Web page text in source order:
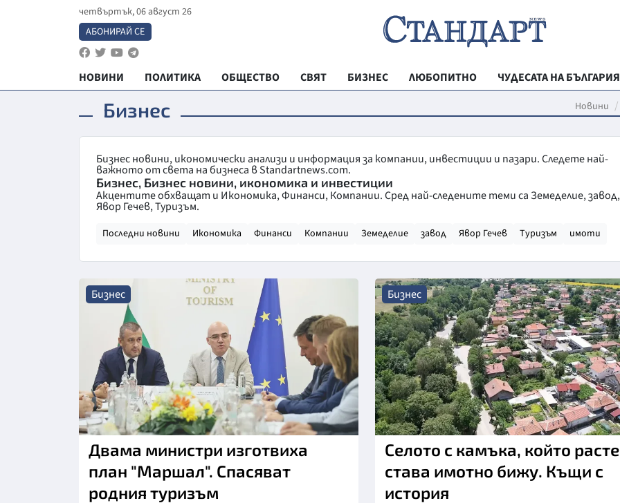
четвъртък, 06 август 26
АБОНИРАЙ СЕ
НОВИНИ ПОЛИТИКА ОБЩЕСТВО СВЯТ БИЗНЕС ЛЮБОПИТНО
ЧУДЕСАТА НА БЪЛГАРИЯ
РЕГИОНАЛНИ
МЛАДЕЖКА
МОЯТ ГРАД
ДА!НА
ДА! НА
КУЛТУРА
ПРАВОСЪДИЕ
КРИМИ
ВЯРА
ОБЯВИ
Бизнес Новини
Бизнес новини, икономически анализи и информация за компании, инвестиции и пазари. Следете най-
важното от света на бизнеса в Standartnews.com.
Бизнес, Бизнес новини, икономика и инвестиции
Акцентите обхващат и Икономика, Финанси, Компании. Сред най-следените теми са Земеделие, завод,
Явор Гечев, Туризъм.
Последни новини Икономика Финанси Компании Земеделие завод Явор Гечев Туризъм имоти
Двама министри изготвиха
план "Маршал". Спасяват
родния туризъм
Бизнес
Селото с камъка, който
става имотно бижу. Къщи с
история
Бизнес